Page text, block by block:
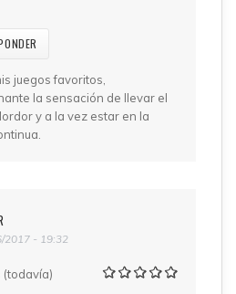
juegos favoritos,
la sensación de llevar el
y a la vez estar en la
2017 - 19:32
(todavía)